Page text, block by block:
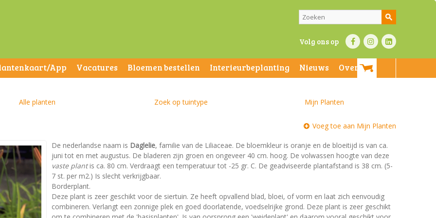
Volg ons op
App Vacatures Bloemen bestellen Interieurbeplanting Nieuws
Over ons
Alle planten Zoek op tuintype Mijn Planten
Voeg toe aan Mijn Planten
De nederlandse naam is Daglelie, familie van de Liliaceae. De bloemkleur is oranje en de bloeitijd is van ca.
juni tot en met augustus. De bladeren zijn groen en ongeveer 40 cm. hoog. De volwassen hoogte van deze
vaste plantis ca. 80 cm. Verdraagt een temperatuur tot -25 gr. C. De geadviseerde plantafstand is 38 cm. (5-
7 st. per m2.) Is slecht verkrijgbaar.
Borderplant.
Deze plant is zeer geschikt voor de siertuin. Ze heeft opvallend blad, bloei, of vorm en laat zich eenvoudig
combineren. Verlangt een zonnige plek en goed doorlatende, voedselrijke grond. Deze plant is zeer geschikt